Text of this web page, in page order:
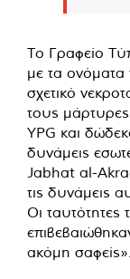
Το Γραφείο
με τα
σχετικό
τους
YPG και
δυνάμεις
Jabhat al-
τις δυνάμεις
Οι
ακόμη σαφείς».